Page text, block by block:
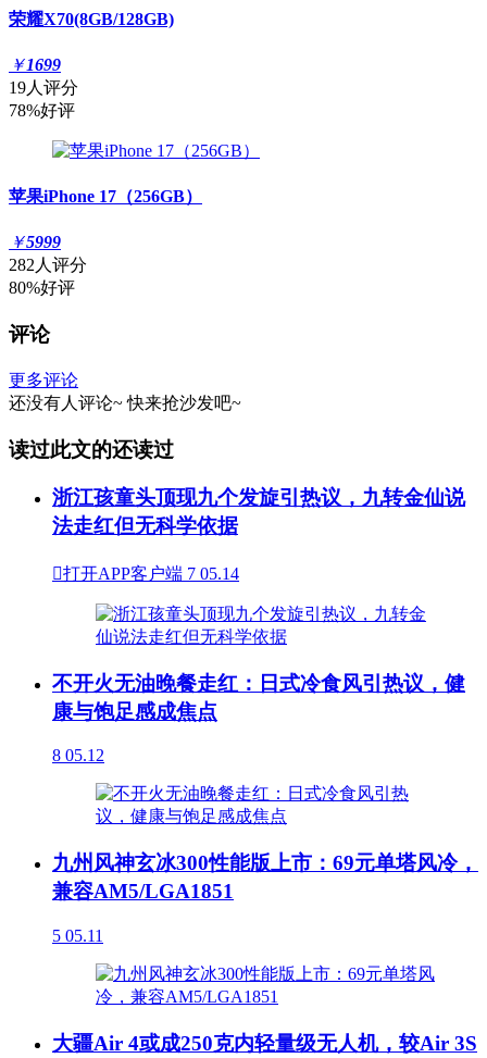
荣耀X70(8GB/128GB)
￥1699
19人评分
78%好评
苹果iPhone 17（256GB）
￥5999
282人评分
80%好评
评论
更多评论
还没有人评论~ 快来抢沙发吧~
读过此文的还读过
浙江孩童头顶现九个发旋引热议，九转金仙说
法走红但无科学依据
打开APP客户端 7 05.14
不开火无油晚餐走红：日式冷食风引热议，健
康与饱足感成焦点
8 05.12
九州风神玄冰300性能版上市：69元单塔风冷，
兼容AM5/LGA1851
5 05.11
大疆Air 4或成250克内轻量级无人机，较Air 3S